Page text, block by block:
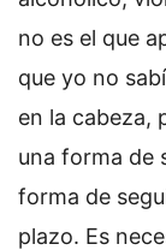
no es el que
que yo no
en la cabeza,
una forma de
forma de
plazo. Es